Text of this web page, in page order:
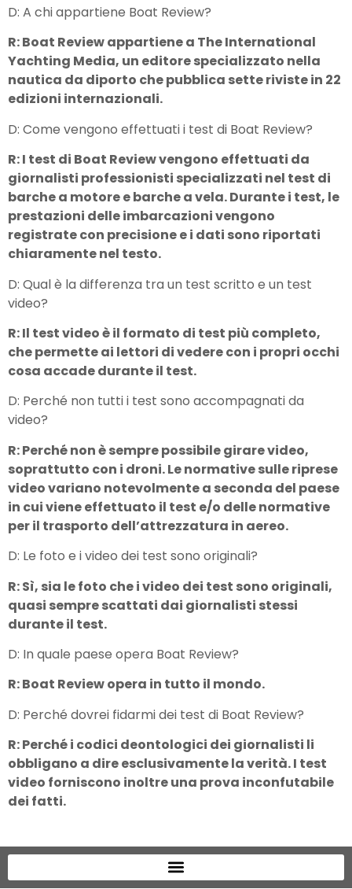
D: A chi appartiene Boat Review?
R: Boat Review appartiene a The International
Yachting Media, un editore specializzato nella
nautica da diporto che pubblica sette riviste in 22
edizioni internazionali.
D: Come vengono effettuati i test di Boat Review?
R: I test di Boat Review vengono effettuati da
giornalisti professionisti specializzati nel test di
barche a motore e barche a vela. Durante i test, le
prestazioni delle imbarcazioni vengono
registrate con precisione e i dati sono riportati
chiaramente nel testo.
D: Qual è la differenza tra un test scritto e un test
video?
R: Il test video è il formato di test più completo,
che permette ai lettori di vedere con i propri occhi
cosa accade durante il test.
D: Perché non tutti i test sono accompagnati da
video?
R: Perché non è sempre possibile girare video,
soprattutto con i droni. Le normative sulle riprese
video variano notevolmente a seconda del paese
in cui viene effettuato il test e/o delle normative
per il trasporto dell’attrezzatura in aereo.
D: Le foto e i video dei test sono originali?
R: Sì, sia le foto che i video dei test sono originali,
quasi sempre scattati dai giornalisti stessi
durante il test.
D: In quale paese opera Boat Review?
R: Boat Review opera in tutto il mondo.
D: Perché dovrei fidarmi dei test di Boat Review?
R: Perché i codici deontologici dei giornalisti li
obbligano a dire esclusivamente la verità. I test
video forniscono inoltre una prova inconfutabile
dei fatti.